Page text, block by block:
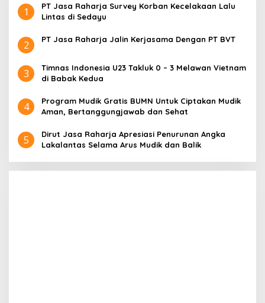
1
PT Jasa Raharja Survey Korban Kecelakaan Lalu
Lintas di Sedayu
2 PT Jasa Raharja Jalin Kerjasama Dengan PT BVT
3
Timnas Indonesia U23 Takluk 0 – 3 Melawan Vietnam
di Babak Kedua
4
Program Mudik Gratis BUMN Untuk Ciptakan Mudik
Aman, Bertanggungjawab dan Sehat
5
Dirut Jasa Raharja Apresiasi Penurunan Angka
Lakalantas Selama Arus Mudik dan Balik